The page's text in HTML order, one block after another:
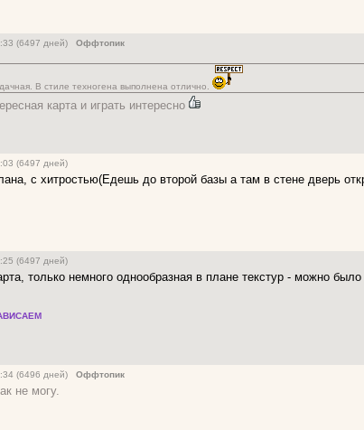
(6497 дней) Оффтопик
В стиле техногена выполнена отлично.
карта и играть интересно
(6497 дней)
с хитростью(Едешь до второй базы а там в стене дверь
(6497 дней)
только немного однообразная в плане текстур - можно
(6496 дней) Оффтопик
не могу.